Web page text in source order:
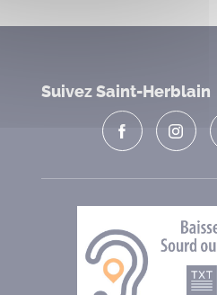
Suivez Saint-Herblain